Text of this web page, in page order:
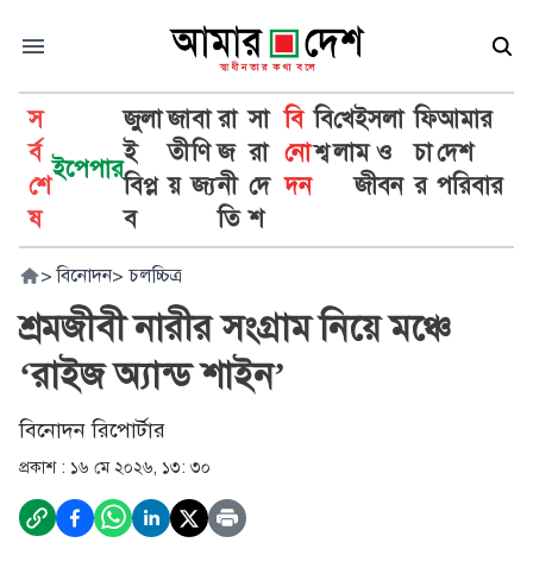
স
র্ব
শে
ষ
ইপেপার
জুলা
ই
বিপ্ল
ব
জা
তী
য়
বা
ণি
জ্য
রা
জ
নী
তি
সা
রা
দে
শ
বি
নো
দন
বি
শ্ব
খে
লা
ইসলা
ম ও
জীবন
ফি
চা
র
আমার
দেশ
পরিবার
> বিনোদন> চলচ্চিত্র
শ্রমজীবী নারীর সংগ্রাম নিয়ে মঞ্চে
‘রাইজ অ্যান্ড শাইন’
বিনোদন রিপোর্টার
প্রকাশ : ১৬ মে ২০২৬, ১৩: ৩০